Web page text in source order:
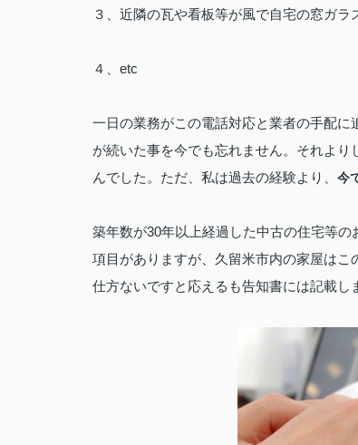
３、近隣の瓦や看板等が風で自宅の窓ガラ
４、etc
一日の業務がこの電話対応と業者の手配
が続いた事を今でも忘れません。それよ
んでした。ただ、私は過去の経験より、 今
築年数が30年以上経過した中古の住宅等の
項目がありますが、久留米市内の家屋は
仕方ないですと応えるも告知書には記載し